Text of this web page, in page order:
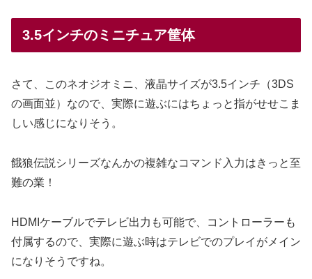
3.5インチのミニチュア筐体
さて、このネオジオミニ、液晶サイズが3.5インチ（3DS
の画面並）なので、実際に遊ぶにはちょっと指がせせこま
しい感じになりそう。
餓狼伝説シリーズなんかの複雑なコマンド入力はきっと至
難の業！
HDMIケーブルでテレビ出力も可能で、コントローラーも
付属するので、実際に遊ぶ時はテレビでのプレイがメイン
になりそうですね。